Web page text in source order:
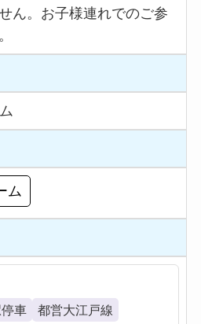
ん。お子様連れでのご参
ム
車 都営大江戸線